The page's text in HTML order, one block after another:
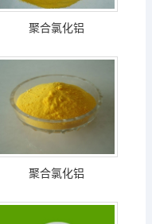
聚合氯化铝
聚合氯化铝